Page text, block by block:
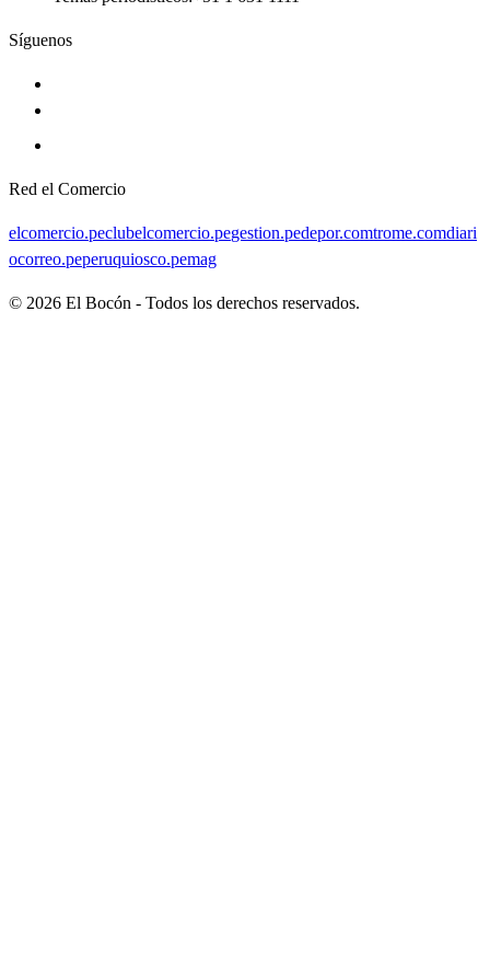
Síguenos
Red el Comercio
elcomercio.peclubelcomercio.pegestion.pedepor.comtrome.comdiari
ocorreo.peperuquiosco.pemag
© 2026 El Bocón - Todos los derechos reservados.